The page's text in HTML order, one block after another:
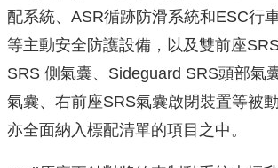
配系統、ASR循跡防滑系統和ESC行
等主動安全防護設備，以及雙前座
SRS 側氣囊、Sideguard SRS頭部氣
氣囊、右前座SRS氣囊啟閉裝置等被
亦全面納入標配清單的項目之中。